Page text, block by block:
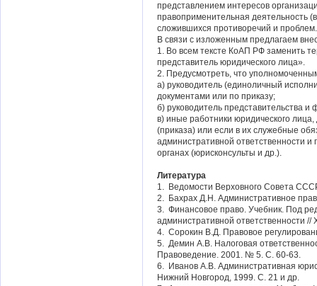
представлением интересов
правоприменительная деятельность
сложившихся противоречий и проблем.
В связи с изложенным предлагаем
1. Во всем тексте КоАП РФ заменить
представитель юридического лица».
2. Предусмотреть, что
а) руководитель (единоличный
документами или по приказу;
б) руководитель представительства
в) иные работники юридического
(приказа) или если в их служебные
административной ответственности
органах (юрисконсульты и др.).
Литература
1. Ведомости Верховного Совета
2. Бахрах Д.Н. Административное
3. Финансовое право. Учебник. Под
административной ответственности
4. Сорокин В.Д. Правовое
5. Демин А.В. Налоговая
Правоведение. 2001. № 5. С. 60-63.
6. Иванов А.В. Административная
Нижний Новгород, 1999. С. 21 и др.